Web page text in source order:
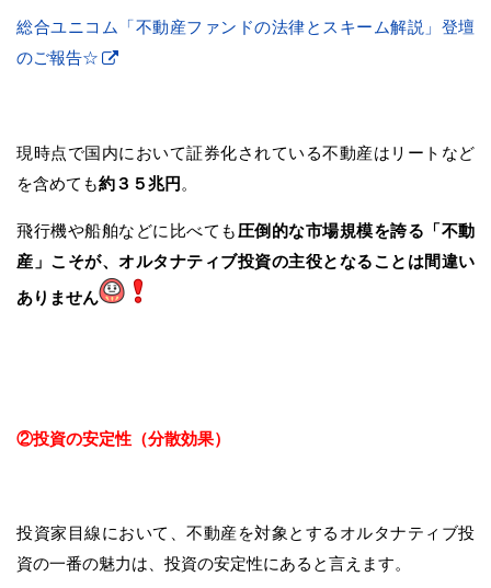
総合ユニコム「不動産ファンドの法律とスキーム解説」登壇
のご報告☆
現時点で国内において証券化されている不動産はリートなど
を含めても約３５兆円 。
飛行機や船舶などに比べても 圧倒的な市場規模を誇る「不動
産」こそが、オルタナティブ投資の主役となることは間違い
ありません
②投資の安定性（分散効果）
投資家目線において、不動産を対象とするオルタナティブ投
資の一番の魅力は、投資の安定性にあると言えます。